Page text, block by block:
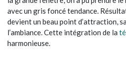
avec un gris foncé tendance.
devient un beau point d’attraction,
l’ambiance. Cette intégration de la
harmonieuse.